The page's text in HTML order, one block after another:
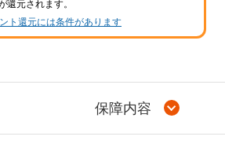
還元されます。
ト還元には条件があります
保障内容